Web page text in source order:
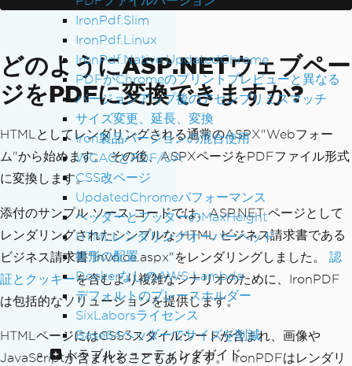
IronPdf.Slim
IronPdf.Linux
IronPdf.Native.UpdatedChrome
PDFがChromeのプリントプレビューと異なる
バージョンアップ後のアセンブリミスマッチ
サイズ変更、延長、変換
Iron製品バージョンの混合使用
WCAGとPDF/UA
CSS改ページ
UpdatedChromeパフォーマンス
ヘッダーとフッターのMaxHeight
HTMLレンダリングオーバーヘッド
矩形の配置
DockerなしのAWS Lambda
デフォルトのプレースホルダー
SixLaborsライセンス
Base64ヘッダーでサイズを削減
トラブルシューティングガイド
どのようにASP.NETウェブペー
ジをPDFに変換できますか?
HTMLとしてレンダリングされる通常のASPX"Webフォー
ム"から始めます。 その後、ASPXページをPDFファイル形式
に変換します。
添付のサンプル ソース コードでは、ASP.NET ページとして
レンダリングされたシンプルな HTML ビジネス請求書である
ビジネス請求書"Invoice.aspx"をレンダリングしました。 認
証とクッキーを含むより複雑なシナリオのために、IronPDF
は包括的なソリューションを提供します。
HTMLページにはCSS3スタイルシートが含まれ、画像や
JavaScriptが含まれることもあります。 IronPDFはレンダリ